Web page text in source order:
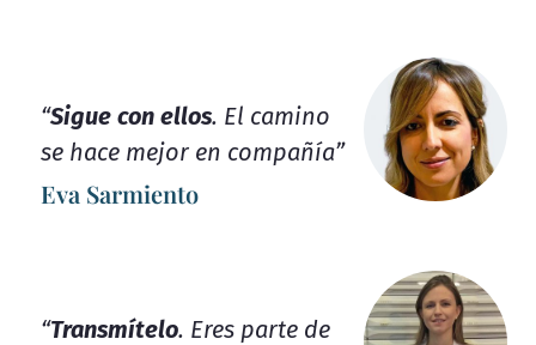
“Sigue con ellos. El camino
se hace mejor en compañía”
Eva Sarmiento
“Transmítelo. Eres parte de